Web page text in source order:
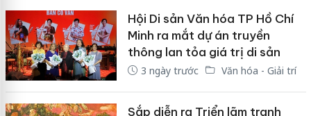
Hội Di sản Văn hóa TP Hồ Chí
Minh ra mắt dự án truyền
thông lan tỏa giá trị di sản
3 ngày trước Văn hóa - Giải trí
Sắp diễn ra Triển lãm tranh